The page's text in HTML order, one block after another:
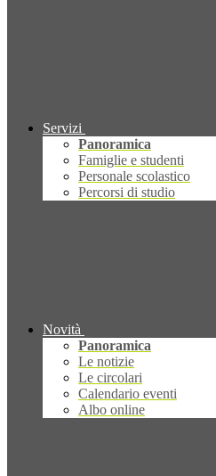
Servizi
Panoramica
Famiglie e studenti
Personale scolastico
Percorsi di studio
Novità
Panoramica
Le notizie
Le circolari
Calendario eventi
Albo online